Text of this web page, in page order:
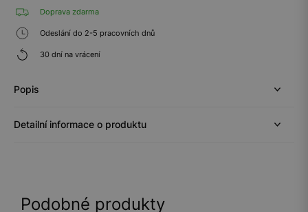
Doprava zdarma
Odeslání do 2-5 pracovních dnů
30 dní na vrácení
Popis
Detailní informace o produktu
Podobné produkty